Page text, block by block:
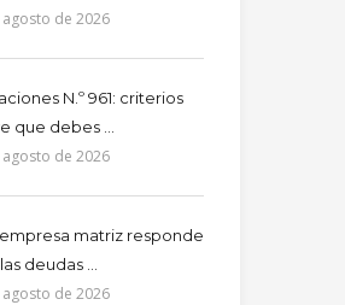
de 2026
N.º 961: criterios
que debes ...
de 2026
empresa matriz responde
deudas ...
de 2026